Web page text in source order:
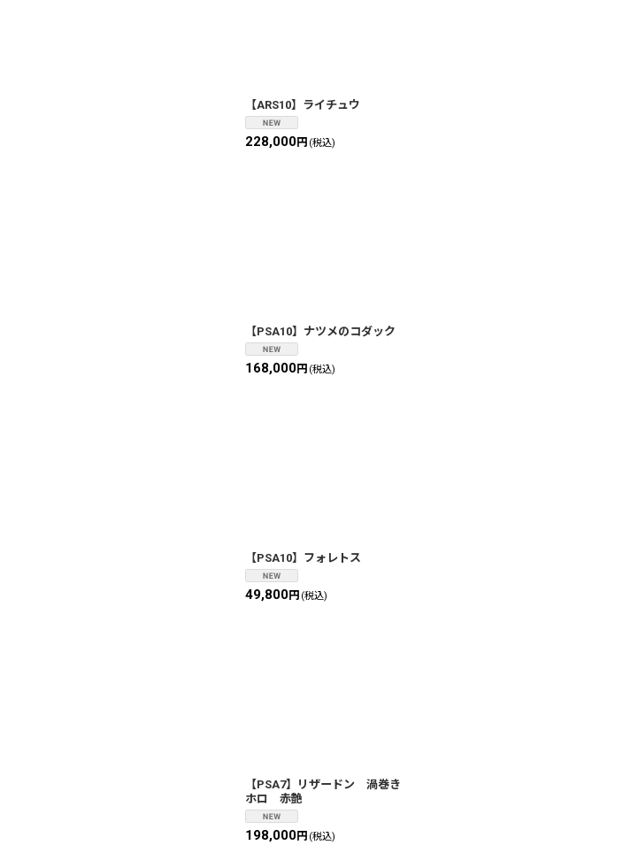
【ARS10】ライチュウ
228,000円 (税込)
【PSA10】ナツメのコダック
168,000円 (税込)
【PSA10】フォレトス
49,800円 (税込)
【PSA7】リザードン 渦巻き
ホロ 赤艶
198,000円 (税込)